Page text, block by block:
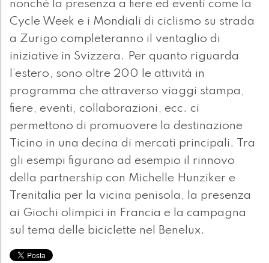
nonché la presenza a fiere ed eventi come la
Cycle Week e i Mondiali di ciclismo su strada
a Zurigo completeranno il ventaglio di
iniziative in Svizzera. Per quanto riguarda
l’estero, sono oltre 200 le attività in
programma che attraverso viaggi stampa,
fiere, eventi, collaborazioni, ecc. ci
permettono di promuovere la destinazione
Ticino in una decina di mercati principali. Tra
gli esempi figurano ad esempio il rinnovo
della partnership con Michelle Hunziker e
Trenitalia per la vicina penisola, la presenza
ai Giochi olimpici in Francia e la campagna
sul tema delle biciclette nel Benelux.